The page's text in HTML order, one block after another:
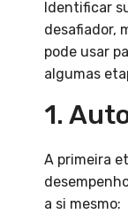
Identificar
desafiador,
pode usar
algumas
1.
A primeira
a si mesmo: